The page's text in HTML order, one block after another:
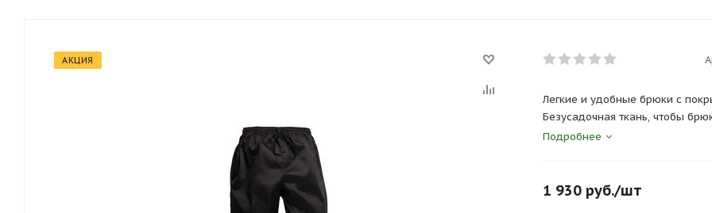
АКЦИЯ
Легкие и удобные брюки с
Безусадочная ткань, чтобы
боковых кармана, задний
Подробнее
1 930 руб./шт